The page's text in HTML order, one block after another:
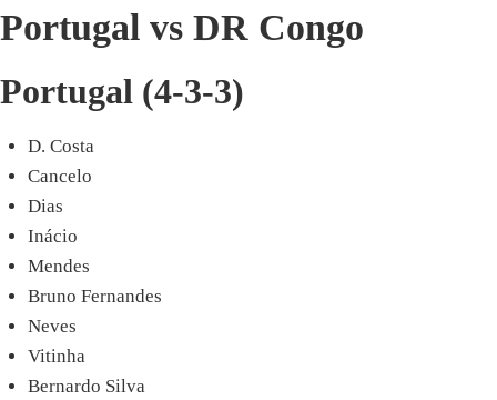
Portugal vs DR Congo
Portugal (4-3-3)
D. Costa
Cancelo
Dias
Inácio
Mendes
Bruno Fernandes
Neves
Vitinha
Bernardo Silva